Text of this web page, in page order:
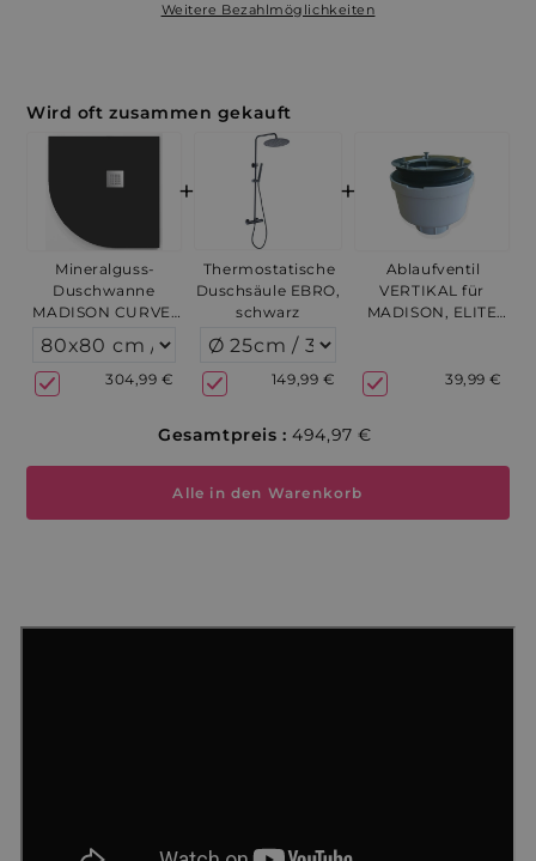
Weitere Bezahlmöglichkeiten
Wird oft zusammen gekauft
Mineralguss-
Duschwanne
MADISON CURVE,
Schieferoptik,
SCHWARZ
304,99 €
+
Thermostatische
Duschsäule EBRO,
schwarz
149,99 €
+
Ablaufventil
VERTIKAL für
MADISON, ELITE
3-4 Werktage
39,99 €
Gesamtpreis : 494,97 €
Alle in den Warenkorb